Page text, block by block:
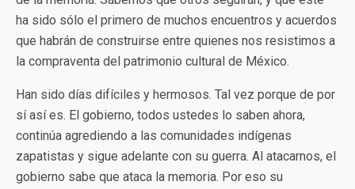
ha sido sólo el primero de muchos encuentros y acuerdos
que habrán de construirse entre quienes nos resistimos a
la compraventa del patrimonio cultural de México.
Han sido días difíciles y hermosos. Tal vez porque de por
sí así es. El gobierno, todos ustedes lo saben ahora,
continúa agrediendo a las comunidades indígenas
zapatistas y sigue adelante con su guerra. Al atacarnos, el
gobierno sabe que ataca la memoria. Por eso su